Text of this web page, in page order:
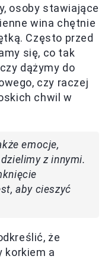
osoby stawiające
wina chętnie
Często przed
się, co tak
dążymy do
czy raczej
chwil w
emocje,
z innymi.
aby cieszyć
że
korkiem a